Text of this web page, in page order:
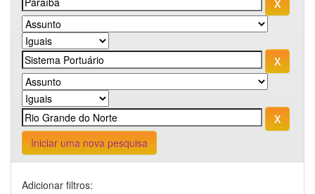
Iniciar uma nova pesquisa
Adicionar filtros: